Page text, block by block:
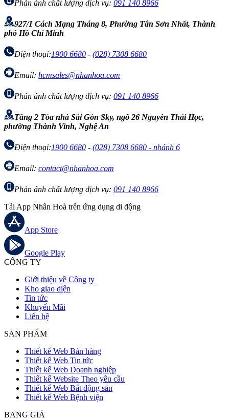
Phản ánh chất lượng dịch vụ: 091 140 8966
927/1 Cách Mạng Tháng 8, Phường Tân Sơn Nhất, Thành
phố Hồ Chí Minh
Điện thoại:1900 6680 - (028) 7308 6680
Email: hcmsales@nhanhoa.com
Phản ánh chất lượng dịch vụ: 091 140 8966
Tầng 2 Tòa nhà Sài Gòn Sky, ngõ 26 Nguyễn Thái Học,
phường Thành Vinh, Nghệ An
Điện thoại:1900 6680 - (028) 7308 6680 - nhánh 6
Email: contact@nhanhoa.com
Phản ánh chất lượng dịch vụ: 091 140 8966
Tải App Nhân Hoà trên ứng dụng di động
App Store
Google Play
CÔNG TY
Giới thiệu về Công ty
Kho giao diện
Tin tức
Khuyến Mãi
Liên hệ
SẢN PHẨM
Thiết kế Web Bán hàng
Thiết kế Web Tin tức
Thiết kế Web Doanh nghiệp
Thiết kế Website Theo yêu cầu
Thiết kế Web Bất động sản
Thiết kế Web Bệnh viện
BẢNG GIÁ